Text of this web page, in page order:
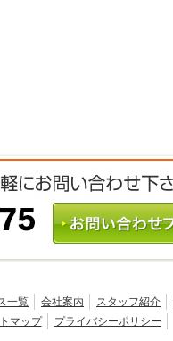
一覧 会社案内 スタッフ紹介
マップ プライバシーポリシー